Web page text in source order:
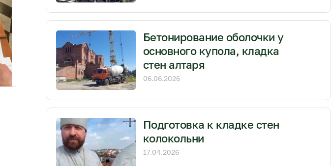
Бетонирование оболочки у
основного купола, кладка
стен алтаря
06.06.2026
Подготовка к кладке стен
колокольни
17.04.2026